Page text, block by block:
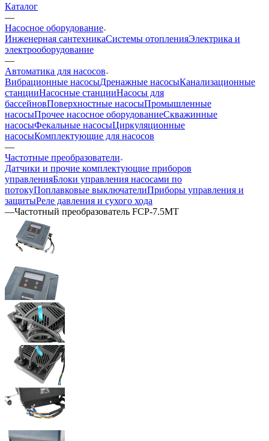
Каталог
—
Насосное оборудование
Инженерная сантехникаСистемы отопленияЭлектрика и
электрооборудование
—
Автоматика для насосов
Вибрационные насосыДренажные насосыКанализационные
станцииНасосные станцииНасосы для
бассейновПоверхностные насосыПромышленные
насосыПрочее насосное оборудованиеСкважинные
насосыФекальные насосыЦиркуляционные
насосыКомплектующие для насосов
—
Частотные преобразователи
Датчики и прочие комплектующие приборов
управленияБлоки управления насосами по
потокуПоплавковые выключателиПриборы управления и
защитыРеле давления и сухого хода
—Частотный преобразователь FCP-7.5MT